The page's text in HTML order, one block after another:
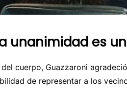
unanimidad es
cuerpo, Guazzaroni
de representar a los